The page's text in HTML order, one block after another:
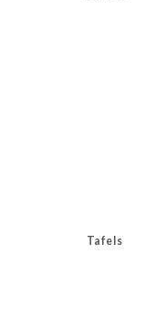
Tafels